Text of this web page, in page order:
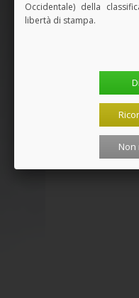
SPAZIO
Occidentale) della
libertà di stampa.